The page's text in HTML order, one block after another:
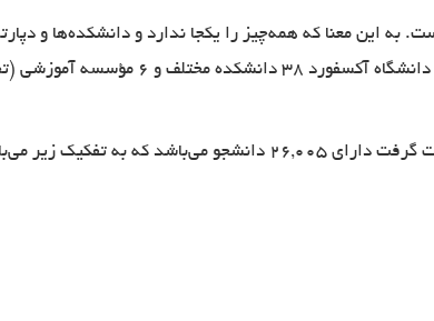
به این معنا که همه‌چیز را یکجا ندارد و دانشکده‌ها و
آکادمیک دانشگاه باید عضو یک